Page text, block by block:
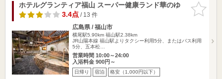
お気に入
りに追加
ホテルグランティア福山 スーパー健康ランド華のゆ
3.4点/ 13 件
広島県 / 福山市
横尾駅5.90km 福山駅2.38km
JR山陽本線 福山駅よりタクシー利用5分、またはバス利用
5分、五本松…
営業時間 10:00～24:00
入浴料金 900円～
日帰り 宿泊 格安（1,000円以下）